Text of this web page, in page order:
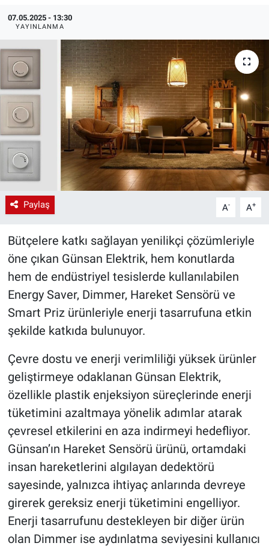
07.05.2025 - 13:30
YAYINLANMA
Paylaş A- A+
Bütçelere katkı sağlayan yenilikçi çözümleriyle
öne çıkan Günsan Elektrik, hem konutlarda
hem de endüstriyel tesislerde kullanılabilen
Energy Saver, Dimmer, Hareket Sensörü ve
Smart Priz ürünleriyle enerji tasarrufuna etkin
şekilde katkıda bulunuyor.
Çevre dostu ve enerji verimliliği yüksek ürünler
geliştirmeye odaklanan Günsan Elektrik,
özellikle plastik enjeksiyon süreçlerinde enerji
tüketimini azaltmaya yönelik adımlar atarak
çevresel etkilerini en aza indirmeyi hedefliyor.
Günsan’ın Hareket Sensörü ürünü, ortamdaki
insan hareketlerini algılayan dedektörü
sayesinde, yalnızca ihtiyaç anlarında devreye
girerek gereksiz enerji tüketimini engelliyor.
Enerji tasarrufunu destekleyen bir diğer ürün
olan Dimmer ise aydınlatma seviyesini kullanıcı
Endüstri 4.0 Uygulamaları
Ağır Sanayi Çözümleri